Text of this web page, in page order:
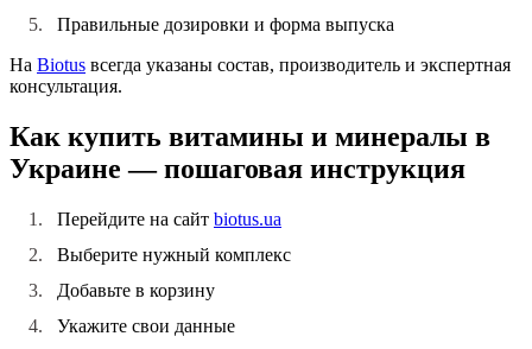
Правильные дозировки и форма выпуска
На Biotus всегда указаны состав, производитель и экспертная
консультация.
Как купить витамины и минералы в
Украине — пошаговая инструкция
Перейдите на сайт biotus.ua
Выберите нужный комплекс
Добавьте в корзину
Укажите свои данные